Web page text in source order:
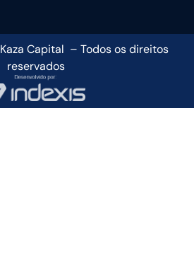
Kaza Capital – Todos os direitos
reservados